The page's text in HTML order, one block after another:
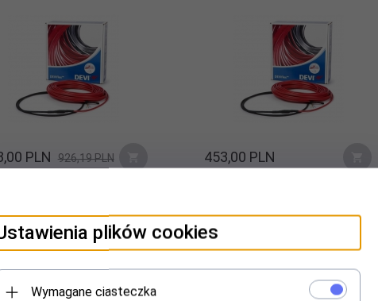
00 PLN 926,19 PLN 453,00 PLN
grzejny DEVIflex 10T /
/ 60mb
Kabel grzejny DEVIflex 10T /
plików cookies
Wymagane ciasteczka